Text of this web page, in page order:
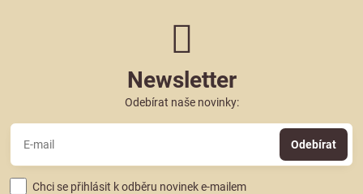
Newsletter
Odebírat naše novinky:
Odebírat
Chci se přihlásit k odběru novinek e-mailem